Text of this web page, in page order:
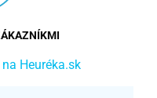
Heuréka.sk